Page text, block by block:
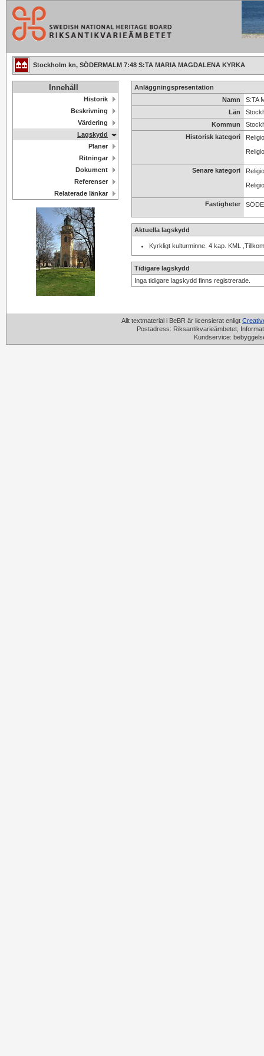
Stockholm kn, SÖDERMALM 7:48 S:TA MARIA MAGDALENA KYRKA
Innehåll
Historik
Beskrivning
Värdering
Lagskydd
Planer
Ritningar
Dokument
Referenser
Relaterade länkar
Anläggningspresentation
Namn
S:TA
Län
Kommun
Historisk kategori
Senare kategori
Fastigheter
Aktuella lagskydd
Kyrkligt kulturminne. 4 kap. KML
Tidigare lagskydd
Inga tidigare lagskydd finns registrerade.
Allt textmaterial i BeBR är licensierat enligt
Postadress: Riksantikvarieämbetet,
Kundservice: